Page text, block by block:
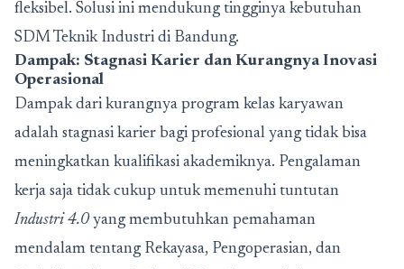
fleksibel. Solusi ini mendukung tingginya kebutuhan
SDM Teknik Industri di Bandung.
Dampak: Stagnasi Karier dan Kurangnya Inovasi
Operasional
Dampak dari kurangnya program kelas karyawan
adalah stagnasi karier bagi profesional yang tidak bisa
meningkatkan kualifikasi akademiknya. Pengalaman
kerja saja tidak cukup untuk memenuhi tuntutan
Industri 4.0 yang membutuhkan pemahaman
mendalam tentang Rekayasa, Pengoperasian, dan